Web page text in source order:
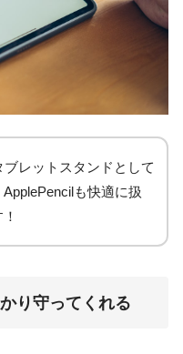
ブレットスタンドとして
も快適に扱
り守ってくれる